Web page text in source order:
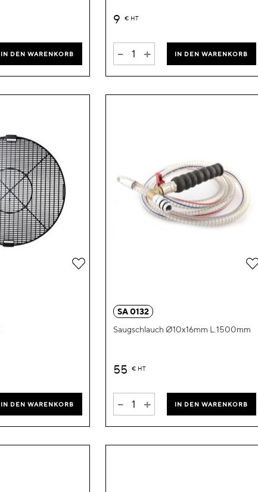
IN DEN WARENKORB
9 € HT
- + IN DEN WARENKORB
IN DEN WARENKORB
Zur
hinzufügen
SA 0132
Saugschlauch Ø10x16mm L.1500mm
55 € HT
- + IN DEN WARENKORB